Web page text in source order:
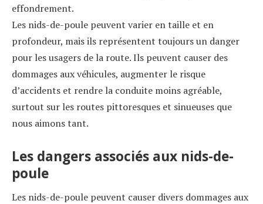
effondrement.
Les nids-de-poule peuvent varier en taille et en
profondeur, mais ils représentent toujours un danger
pour les usagers de la route. Ils peuvent causer des
dommages aux véhicules, augmenter le risque
d’accidents et rendre la conduite moins agréable,
surtout sur les routes pittoresques et sinueuses que
nous aimons tant.
Les dangers associés aux nids-de-
poule
Les nids-de-poule peuvent causer divers dommages aux